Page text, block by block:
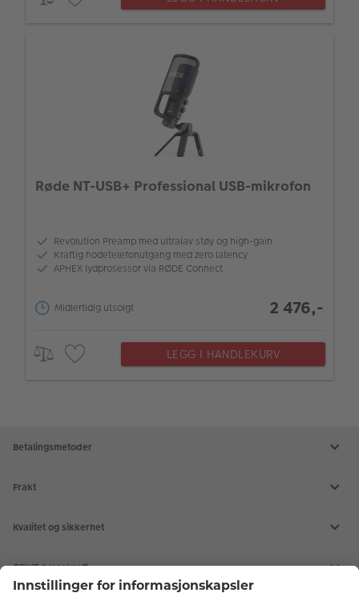
Røde NT-USB+ Professional USB-mikrofon
Revolution Preamp med ultralav støy og high-gain
Kraftig hodetelefonutgang med zero latency
APHEX lydprosessor via RØDE Connect
Midlertidig utsolgt 2 476,-
LEGG I HANDLEKURV
Betalingsmetoder
Frakt
Kvalitet og sikkerhet
CEWE bærekraft